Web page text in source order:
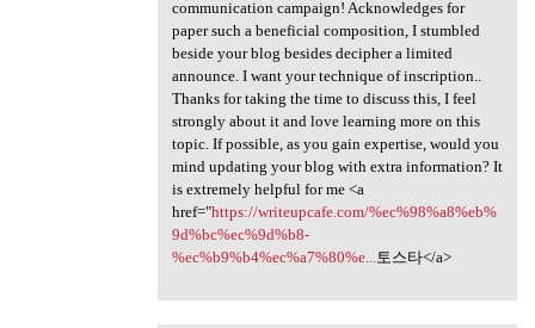
communication campaign! Acknowledges for
paper such a beneficial composition, I stumbled
beside your blog besides decipher a limited
announce. I want your technique of inscription..
Thanks for taking the time to discuss this, I feel
strongly about it and love learning more on this
topic. If possible, as you gain expertise, would you
mind updating your blog with extra information? It
is extremely helpful for me <a
href="https://writeupcafe.com/%ec%98%a8%eb%
9d%bc%ec%9d%b8-
%ec%b9%b4%ec%a7%80%e...
토스타</a>